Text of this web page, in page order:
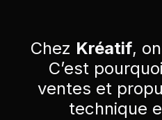
Chez Kréatif,
C’est
ventes et
technique